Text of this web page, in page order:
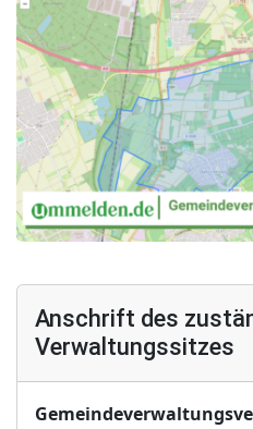
Anschrift des
Verwaltungssitzes